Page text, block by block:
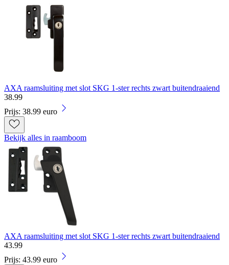
AXA raamsluiting met slot SKG 1-ster rechts zwart buitendraaiend
38.99
Prijs: 38.99 euro
Bekijk alles in raamboom
AXA raamsluiting met slot SKG 1-ster rechts zwart buitendraaiend
43.99
Prijs: 43.99 euro